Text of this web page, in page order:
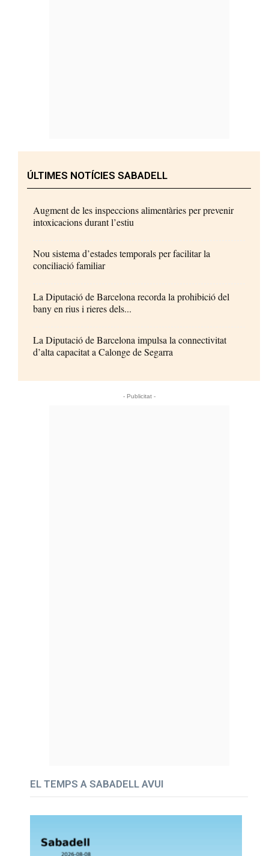
ÚLTIMES NOTÍCIES SABADELL
Augment de les inspeccions alimentàries per prevenir
intoxicacions durant l’estiu
Nou sistema d’estades temporals per facilitar la
conciliació familiar
La Diputació de Barcelona recorda la prohibició del
bany en rius i rieres dels...
La Diputació de Barcelona impulsa la connectivitat
d’alta capacitat a Calonge de Segarra
- Publicitat -
EL TEMPS A SABADELL AVUI